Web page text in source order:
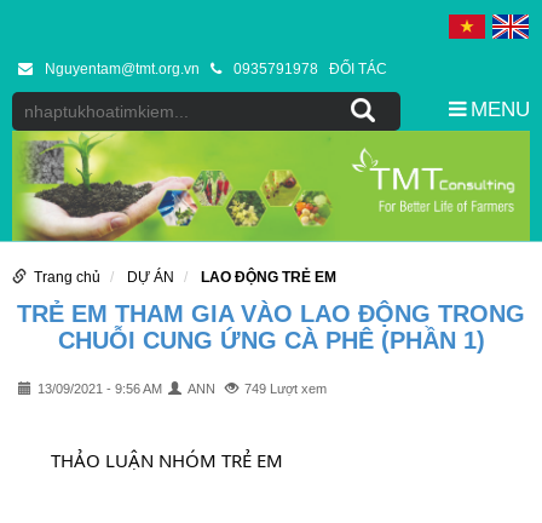
Nguyentam@tmt.org.vn 0935791978 ĐỐI TÁC
MENU
Trang chủ DỰ ÁN LAO ĐỘNG TRẺ EM
TRẺ EM THAM GIA VÀO LAO ĐỘNG TRONG
CHUỖI CUNG ỨNG CÀ PHÊ (PHẦN 1)
13/09/2021 - 9:56 AM ANN 749 Lượt xem
	THẢO LUẬN NHÓM TRẺ EM